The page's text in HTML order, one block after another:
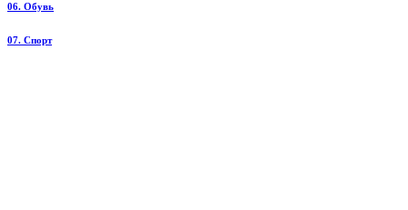
06. Обувь
07. Спорт